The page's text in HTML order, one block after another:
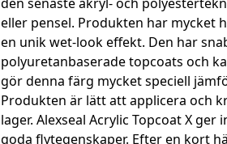
eller pensel. Produkten har mycket
en unik wet-look effekt. Den har
polyuretanbaserade topcoats och
gör denna färg mycket speciell
Produkten är lätt att applicera och
lager. Alexseal Acrylic Topcoat X
goda flytegenskaper. Efter en kort